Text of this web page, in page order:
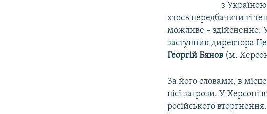
з
хтось передбачити ті
можливе – здійсненне.
заступник директора
Георгій Бянов (м.
За його словами, в
цієї загрози. У Херсоні
російського вторгнення.